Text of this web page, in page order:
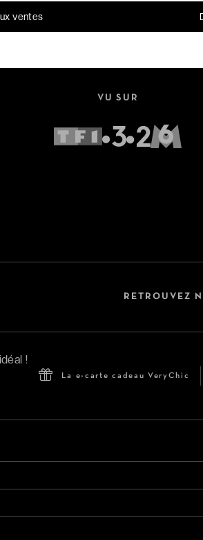
VU SUR
RETROUVEZ
La e-carte cadeau VeryChic
ventes